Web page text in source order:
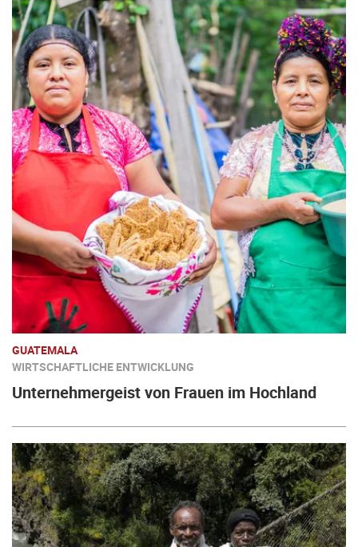
GUATEMALA
WIRTSCHAFTLICHE ENTWICKLUNG
Unternehmergeist von Frauen im Hochland